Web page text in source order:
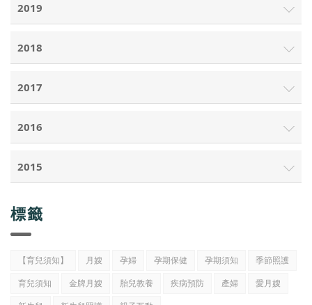
2019
2018
2017
2016
2015
標籤
【育兒須知】 月嫂 孕婦 孕期保健 孕期須知
季節照護
育兒須知
金牌月嫂 胎兒教養 疾病預防 產婦
愛月嫂